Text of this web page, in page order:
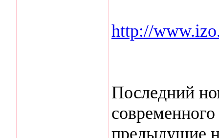
http://
Последний
предыдущие